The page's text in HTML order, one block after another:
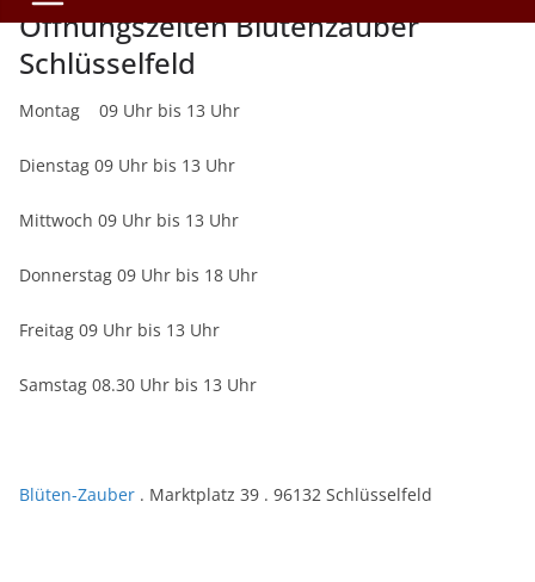
Öffnungszeiten Blütenzauber
Schlüsselfeld
Montag 09 Uhr bis 13 Uhr
Dienstag 09 Uhr bis 13 Uhr
Mittwoch 09 Uhr bis 13 Uhr
Donnerstag 09 Uhr bis 18 Uhr
Freitag 09 Uhr bis 13 Uhr
Samstag 08.30 Uhr bis 13 Uhr
Blüten-Zauber . Marktplatz 39 . 96132 Schlüsselfeld